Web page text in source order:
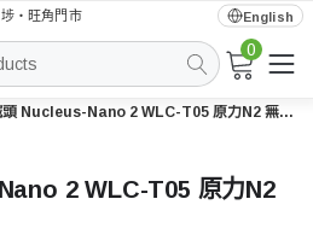
・旺角門市 English
0
Tilta 鐵頭 Nucleus-Nano 2 WLC-T05 原力N2 無線追焦器
2 WLC-T05 原力N2